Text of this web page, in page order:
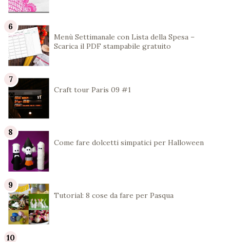
Menù Settimanale con Lista della Spesa –
Scarica il PDF stampabile gratuito
Craft tour Paris 09 #1
Come fare dolcetti simpatici per Halloween
Tutorial: 8 cose da fare per Pasqua